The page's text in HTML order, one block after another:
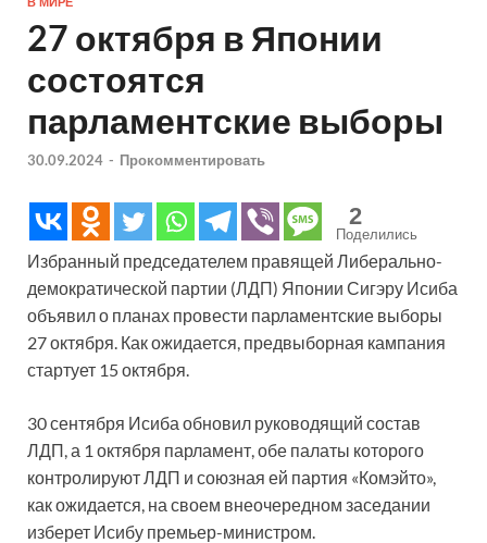
27 октября в Японии
состоятся
парламентские выборы
30.09.2024 - Прокомментировать
2
Поделились
Избранный председателем правящей Либерально-
демократической партии (ЛДП) Японии Сигэру Исиба
объявил о планах провести парламентские выборы
27 октября. Как ожидается, предвыборная кампания
стартует 15 октября.
30 сентября Исиба обновил руководящий состав
ЛДП, а 1 октября парламент, обе палаты которого
контролируют ЛДП и союзная ей партия «Комэйто»,
как ожидается, на своем внеочередном заседании
изберет Исибу премьер-министром.